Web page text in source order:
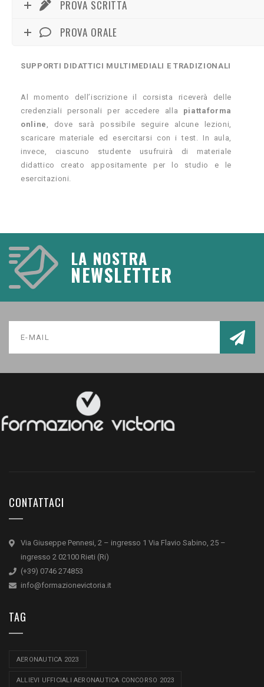
PROVA SCRITTA
PROVA ORALE
SUPPORTI DIDATTICI MULTIMEDIALI E TRADIZIONALI
Al momento dell’iscrizione il corsista riceverà delle
credenziali personali per accedere alla piattaforma
online
, dove sarà possibile seguire alcune lezioni,
scaricare materiale ed esercitarsi con i test. In aula,
invece, ciascuno studente usufruirà di materiale
didattico creato appositamente per lo studio e le
esercitazioni.
LA NOSTRA
NEWSLETTER
CONTATTACI
Via Giuseppe Pennesi, 2 – ingresso 1 Via Flavio Sabino, 25 –
ingresso 2 02100 Rieti (Ri)
(+39) 0746 274853
info@formazionevictoria.it
TAG
AERONAUTICA 2023
ALLIEVI UFFICIALI AERONAUTICA CONCORSO 2023